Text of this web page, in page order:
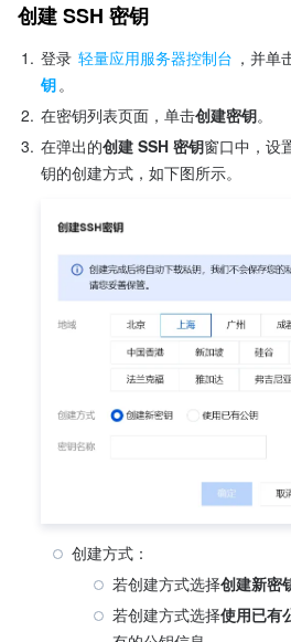
创建 SSH 密钥
1. 登录 轻量应用服务器控制台 ，并单
钥。
2. 在密钥列表页面，单击创建密钥。
3. 在弹出的创建 SSH 密钥窗口中，设
钥的创建方式，如下图所示。
创建方式：
若创建方式选择创建新密
若创建方式选择使用已有